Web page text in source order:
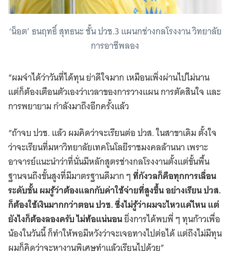
‘น็อต’ ธนฤทธิ์ สุทธนะ ชั้น ปวช.3 แผนกช่างกลโรงงาน วิทยาลัย
การอาชีพลอง
“ผมจำได้ว่าวันที่ได้ทุน ย่าดีใจมาก เหมือนเพิ่งผ่านไปไม่นาน
แต่ก็ต้องเตือนตัวเองว่าเวลาของการวางแผน การตัดสินใจ และ
การพยายาม กำลังมาถึงอีกครั้งแล้ว
“ถ้าจบ ปวช. แล้ว ผมคิดว่าจะเรียนต่อ ปวส. ในสาขาเดิม ตั้งใจ
ว่าจะเรียนที่มหาวิทยาลัยเทคโนโลยีราชมงคลล้านนา เพราะ
อาจารย์แนะนำว่าที่นั่นมีหลักสูตรช่างกลโรงงานตั้งแต่ขั้นพื้น
ฐานจนถึงขั้นสูงที่มีมาตรฐานดีมาก ๆที่กังวลก็คือทุกการเลื่อน
ระดับชั้น ผมรู้ว่าต้องแลกกับค่าใช้จ่ายที่สูงขึ้น อย่างเรียน ปวส.
ก็ต้องใช้เงินมากกว่าตอน ปวช. ซึ่งไม่รู้ว่าผมจะไหวแค่ไหน แต่
ยังไงก็ต้องลองครับ ไม่ท้อแน่นอนยิ่งการได้พบพี่ ๆ ทุนก้าวเพื่อ
น้องในวันนี้ ก็ทำให้พอมีหวังว่าจะเจอทางไปต่อได้ แต่ถึงไม่มีทุน
ผมก็คิดว่าจะหางานพิเศษทำแล้วเรียนไปด้วย”